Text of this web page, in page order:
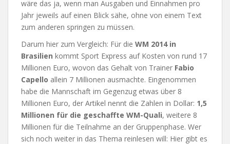
wäre das ja, wenn man Ausgaben und Einnahmen pro
Jahr jeweils auf einen Blick sähe, ohne von einem Text
zum anderen springen zu müssen.
Darum hier zum Vergleich: Für die WM 2014 in
Brasilien kommt Sport Express auf Kosten von rund 17
Millionen Euro, wovon das Gehalt von Trainer Fabio
Capello allein 7 Millionen ausmachte. Eingenommen
habe die Mannschaft im Gegenzug etwas über 8
Millionen Euro, der Artikel nennt die Zahlen in Dollar: 1,5
Millionen für die geschaffte WM-Quali, weitere 8
Millionen für die Teilnahme an der Gruppenphase. Wer
sich noch weiter in das Thema reinlesen will: Hier gibt es